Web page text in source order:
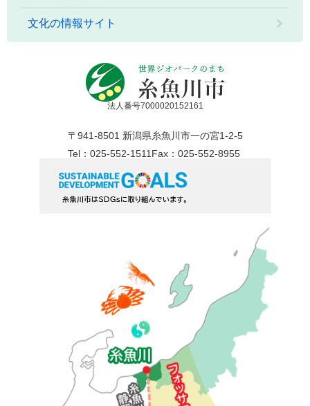
文化の情報サイト
法人番号7000020152161
〒941-8501 新潟県糸魚川市一の宮1-2-5
Tel：025-552-1511 Fax：025-552-8955